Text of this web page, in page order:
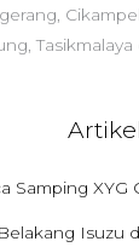
Artikel
Samping XYG
Isuzu